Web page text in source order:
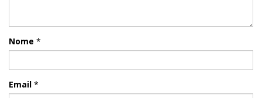
Nome *
Email *